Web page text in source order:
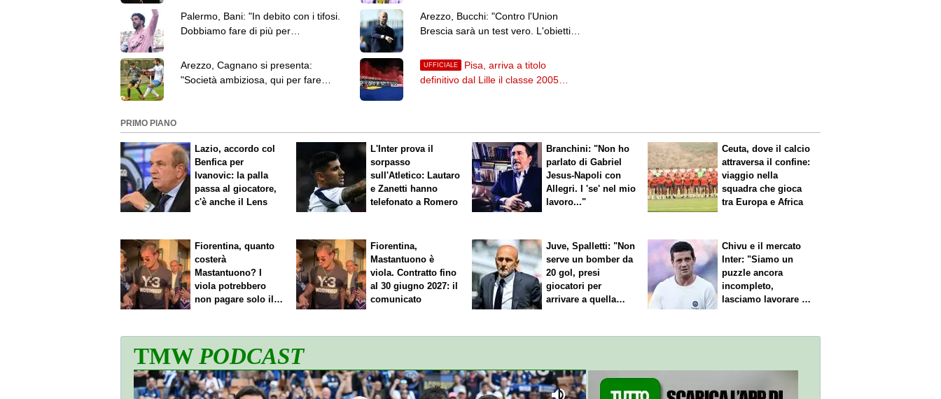
Palermo, Bani: "In debito con i tifosi.
Dobbiamo fare di più per
Arezzo, Bucchi: "Contro l'Union
Brescia sarà un test vero. L'obiettivo
Arezzo, Cagnano si presenta:
"Società ambiziosa, qui per fare
UFFICIALE
Pisa, arriva a titolo
definitivo dal Lille il classe 2005
PRIMO PIANO
Lazio, accordo col
Benfica per
Ivanovic: la palla
passa al giocatore,
c'è anche il Lens
L'Inter prova il
sorpasso
sull'Atletico: Lautaro
e Zanetti hanno
telefonato a Romero
Branchini: "Non ho
parlato di Gabriel
Jesus-Napoli con
Allegri. I 'se' nel mio
lavoro..."
Ceuta, dove il calcio
attraversa il confine:
viaggio nella
squadra che gioca
tra Europa e Africa
Fiorentina, quanto
costerà
Mastantuono? I
viola potrebbero
non pagare solo il
Fiorentina,
Mastantuono è
viola. Contratto fino
al 30 giugno 2027: il
comunicato
Juve, Spalletti: "Non
serve un bomber da
20 gol, presi
giocatori per
arrivare a quella
Chivu e il mercato
Inter: "Siamo un
puzzle ancora
incompleto,
lasciamo lavorare i
TMWPODCAST